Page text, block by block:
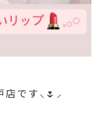
です⸜🌷︎⸝‍